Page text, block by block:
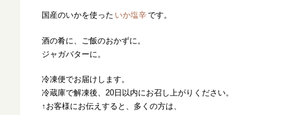
国産のいかを使った いか塩辛です。
酒の肴に、ご飯のおかずに。
ジャガバターに。
冷凍便でお届けします。
冷蔵庫で解凍後、20日以内にお召し上がりください。
↑お客様にお伝えすると、多くの方は、